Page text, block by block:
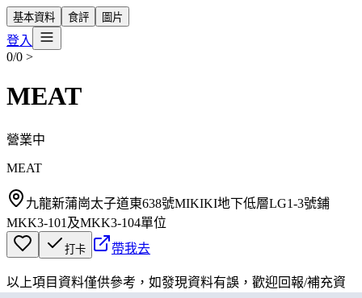
基本資料 食評 圖片
登入
0/0 >
MEAT
營業中
MEAT
九龍新蒲崗太子道東638號MIKIKI地下低層LG1-3號鋪
MKK3-101及MKK3-104單位
打卡 帶我去
以上項目資料僅供參考，如發現資料有誤，歡迎回報/補充資